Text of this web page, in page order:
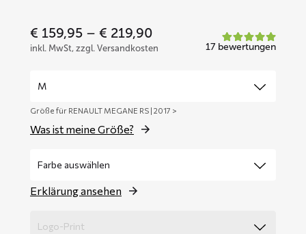
€ 159,95 – € 219,90
range:
inkl. MwSt, zzgl. Versandkosten 17 bewertungen
Größe für RENAULT MEGANE RS | 2017 >
Was ist meine Größe?
Erklärung ansehen